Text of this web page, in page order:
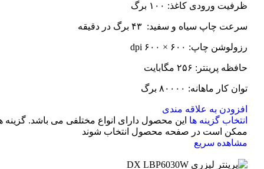
ظرفیت ورودی کاغذ: ۱۰۰ برگ
سرعت چاپ سیاه و سفید: ۴۳ برگ در دقیقه
رزولوشن چاپ: ۶۰۰ × ۶۰۰ dpi
حافظه پرینتر: ۲۵۶ مگابایت
توان کار ماهانه: ۸۰۰۰۰ برگ
افزودن به علاقه مندی
انتخاب گزینه ها این محصول دارای انواع مختلفی می باشد. گزینه
ممکن است در صفحه محصول انتخاب شوند
مشاهده سریع